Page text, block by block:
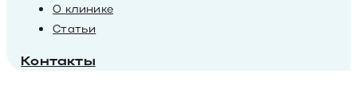
О клинике
Статьи
Контакты